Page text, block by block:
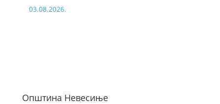
03.08.2026.
Општина Невесиње